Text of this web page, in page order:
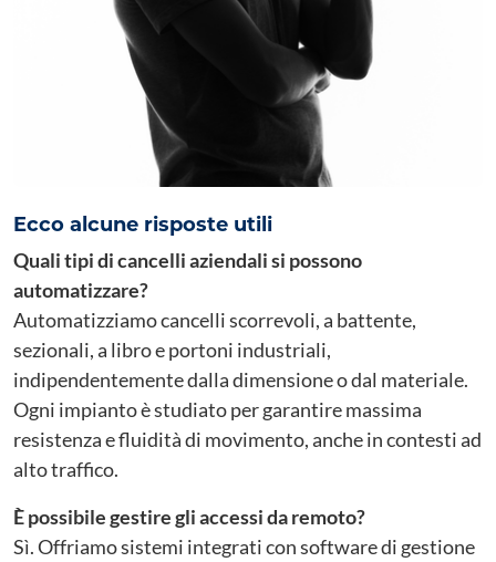
Ecco alcune risposte utili
Quali tipi di cancelli aziendali si possono
automatizzare?
Automatizziamo cancelli scorrevoli, a battente,
sezionali, a libro e portoni industriali,
indipendentemente dalla dimensione o dal materiale.
Ogni impianto è studiato per garantire massima
resistenza e fluidità di movimento, anche in contesti ad
alto traffico.
È possibile gestire gli accessi da remoto?
Sì. Offriamo sistemi integrati con software di gestione